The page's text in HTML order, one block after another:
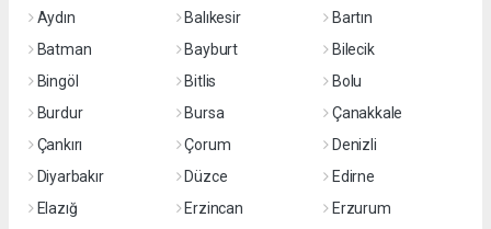
Aydın
Balıkesir
Bartın
Batman
Bayburt
Bilecik
Bingöl
Bitlis
Bolu
Burdur
Bursa
Çanakkale
Çankırı
Çorum
Denizli
Diyarbakır
Düzce
Edirne
Elazığ
Erzincan
Erzurum